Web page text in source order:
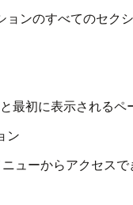
ンのすべてのセク
最初に表示されるペ
ン
ニューからアクセス